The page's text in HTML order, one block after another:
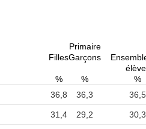
Primaire
FillesGarçons
%
%
%
36,8 36,3 36,5
31,4 29,2 30,3